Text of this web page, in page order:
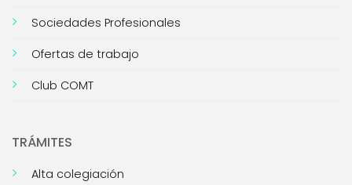
Sociedades Profesionales
Ofertas de trabajo
Club COMT
TRÁMITES
Alta colegiación